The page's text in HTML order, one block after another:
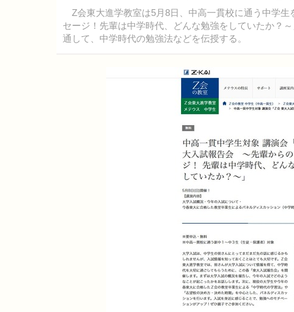
Z会東大進学教室は5月8日、中高一貫校に通う中学
セージ！先輩は中学時代、どんな勉強をしていたか？
通して、中学時代の勉強法などを伝授する。